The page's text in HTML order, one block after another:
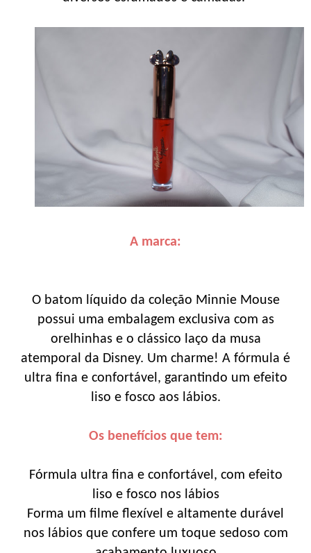
A marca:
O batom líquido da coleção Minnie Mouse
possui uma embalagem exclusiva com as
orelhinhas e o clássico laço da musa
atemporal da Disney. Um charme! A fórmula é
ultra fina e confortável, garantindo um efeito
liso e fosco aos lábios.
Os benefícios que tem:
Fórmula ultra fina e confortável, com efeito
liso e fosco nos lábios
Forma um filme flexível e altamente durável
nos lábios que confere um toque sedoso com